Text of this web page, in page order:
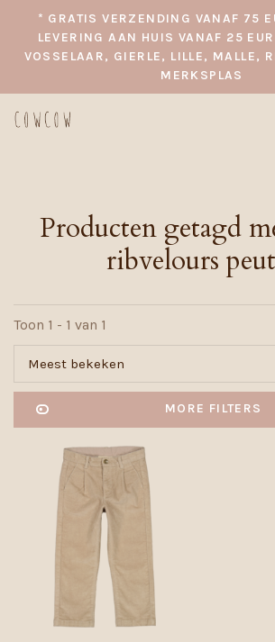
* GRATIS VERZENDING VANAF 75
LEVERING AAN HUIS VANAF 25
VOSSELAAR, GIERLE, LILLE, MALLE,
MERKSPLAS
Producten getagd
ribvelours
Toon 1 - 1 van 1
Meest bekeken
MORE FILTERS